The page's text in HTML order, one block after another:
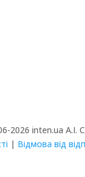
2026 inten.ua А.І.
| Відмова від